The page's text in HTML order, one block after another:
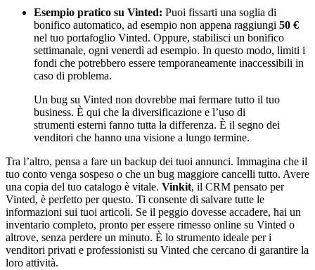
Esempio pratico su Vinted: Puoi fissarti una soglia di
bonifico automatico, ad esempio non appena raggiungi 50 €
nel tuo portafoglio Vinted. Oppure, stabilisci un bonifico
settimanale, ogni venerdì ad esempio. In questo modo, limiti i
fondi che potrebbero essere temporaneamente inaccessibili in
caso di problema.
Un bug su Vinted non dovrebbe mai fermare tutto il tuo
business. È qui che la diversificazione e l’uso di
strumenti esterni fanno tutta la differenza. È il segno dei
venditori che hanno una visione a lungo termine.
Tra l’altro, pensa a fare un backup dei tuoi annunci. Immagina che il
tuo conto venga sospeso o che un bug maggiore cancelli tutto. Avere
una copia del tuo catalogo è vitale. Vinkit, il CRM pensato per
Vinted, è perfetto per questo. Ti consente di salvare tutte le
informazioni sui tuoi articoli. Se il peggio dovesse accadere, hai un
inventario completo, pronto per essere rimesso online su Vinted o
altrove, senza perdere un minuto. È lo strumento ideale per i
venditori privati e professionisti su Vinted che cercano di garantire la
loro attività.